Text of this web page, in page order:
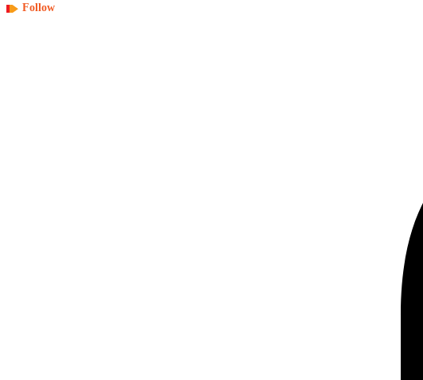
Follow